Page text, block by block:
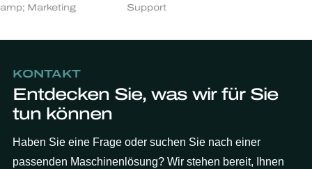
Marketing
Support
KONTAKT
Entdecken Sie, was wir für Sie
tun können
Haben Sie eine Frage oder suchen Sie nach einer
passenden Maschinenlösung? Wir stehen bereit, Ihnen